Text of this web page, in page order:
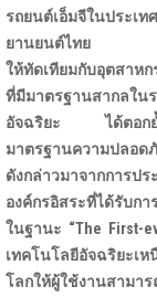
รถยนต์เอ็มจีในประเ
ยานยนต์ไทย
ให้ทัดเทียมกับอุตสาห
ที่มีมาตรฐานสากลใน
อัจฉริยะ ได้ตอกย้ำ
มาตรฐานความปลอด
ดังกล่าวมาจากการป
องค์กรอิสระที่ได้รับกา
ในฐานะ “The First-
เทคโนโลยีอัจฉริยะเ
โลกให้ผู้ใช้งานสามา